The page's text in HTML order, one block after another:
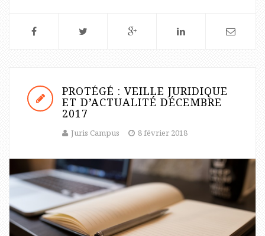
PROTÉGÉ : VEILLE JURIDIQUE
ET D’ACTUALITÉ DÉCEMBRE
2017
Juris Campus 8 février 2018